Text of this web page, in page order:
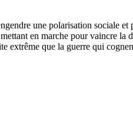
une polarisation sociale
en marche pour vaincre
extrême que la guerre qui